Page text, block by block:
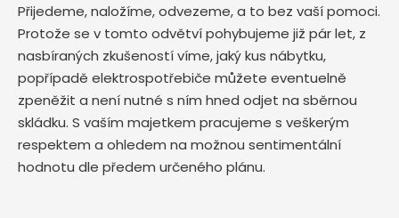
Přijedeme, naložíme, odvezeme, a to bez vaší pomoci.
Protože se v tomto odvětví pohybujeme již pár let, z
nasbíraných zkušeností víme, jaký kus nábytku,
popřípadě elektrospotřebiče můžete eventuelně
zpeněžit a není nutné s ním hned odjet na sběrnou
skládku. S vaším majetkem pracujeme s veškerým
respektem a ohledem na možnou sentimentální
hodnotu dle předem určeného plánu.